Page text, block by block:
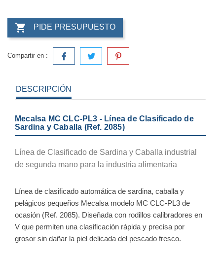
 PIDE PRESUPUESTO
Compartir en :
DESCRIPCIÓN
Mecalsa MC CLC-PL3 - Línea de Clasificado de
Sardina y Caballa (Ref. 2085)
Línea de Clasificado de Sardina y Caballa industrial
de segunda mano para la industria alimentaria
Línea de clasificado automática de sardina, caballa y
pelágicos pequeños Mecalsa modelo MC CLC-PL3 de
ocasión (Ref. 2085). Diseñada con rodillos calibradores en
V que permiten una clasificación rápida y precisa por
grosor sin dañar la piel delicada del pescado fresco.